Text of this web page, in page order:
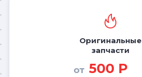
Оригинальные
запчасти
от 500 Р